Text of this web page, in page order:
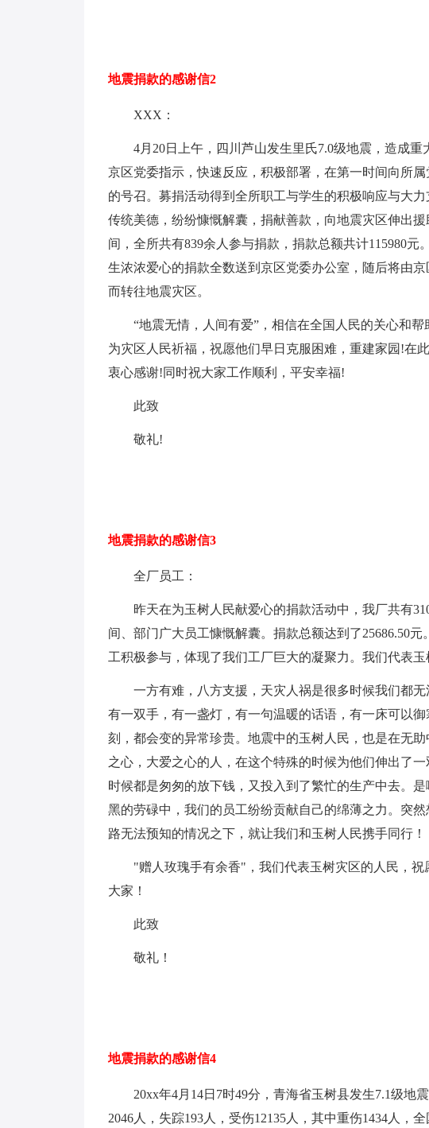
地震捐款的感谢信2
XXX：
4月20日上午，四川芦山发生里氏7.0级地震，造成
京区党委指示，快速反应，积极部署，在第一时间向所
的号召。募捐活动得到全所职工与学生的积极响应与大
传统美德，纷纷慷慨解囊，捐献善款，向地震灾区伸出
间，全所共有839余人参与捐款，捐款总额共计115980
生浓浓爱心的捐款全数送到京区党委办公室，随后将由
而转往地震灾区。
“地震无情，人间有爱”，相信在全国人民的关心和
为灾区人民祈福，祝愿他们早日克服困难，重建家园!在
衷心感谢!同时祝大家工作顺利，平安幸福!
此致
敬礼!
地震捐款的感谢信3
全厂员工：
昨天在为玉树人民献爱心的捐款活动中，我厂共有
间、部门广大员工慷慨解囊。捐款总额达到了25686.50
工积极参与，体现了我们工厂巨大的凝聚力。我们代表玉
一方有难，八方支援，天灾人祸是很多时候我们都
有一双手，有一盏灯，有一句温暖的话语，有一床可以
刻，都会变的异常珍贵。地震中的玉树人民，也是在无
之心，大爱之心的人，在这个特殊的时候为他们伸出了
时候都是匆匆的放下钱，又投入到了繁忙的生产中去。
黑的劳碌中，我们的员工纷纷贡献自己的绵薄之力。突
路无法预知的情况之下，就让我们和玉树人民携手同行！
"赠人玫瑰手有余香"，我们代表玉树灾区的人民，
大家！
此致
敬礼！
地震捐款的感谢信4
20xx年4月14日7时49分，青海省玉树县发生7.1级地
2046人，失踪193人，受伤12135人，其中重伤1434人，